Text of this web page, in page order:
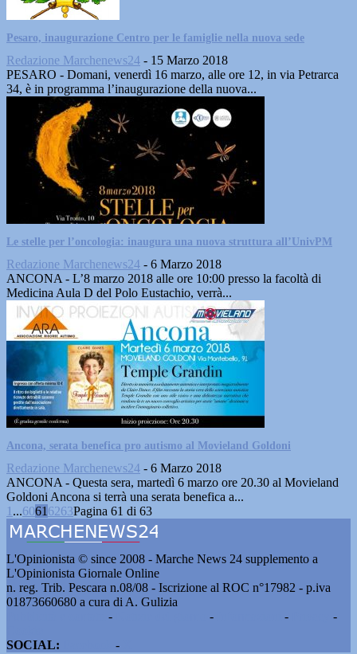
Pesaro, inaugurazione Centro per le famiglie nella nuova sede
Redazione Marchenews24 - 15 Marzo 2018
PESARO - Domani, venerdì 16 marzo, alle ore 12, in via Petrarca
34, è in programma l’inaugurazione della nuova...
Le stelle per l’oncologia: inaugura una nuova struttura all’UnivPM
Redazione Marchenews24 - 6 Marzo 2018
ANCONA - L’8 marzo 2018 alle ore 10:00 presso la facoltà di
Medicina Aula D del Polo Eustachio, verrà...
Ancona, serata benefica pro autismo al Movieland Goldoni
Redazione Marchenews24 - 6 Marzo 2018
ANCONA - Questa sera, martedì 6 marzo ore 20.30 al Movieland
Goldoni Ancona si terrà una serata benefica a...
1 ...6061 6263Pagina 61 di 63
L'Opinionista © since 2008 - Marche News 24 supplemento a
L'Opinionista Giornale Online
n. reg. Trib. Pescara n.08/08 - Iscrizione al ROC n°17982 - p.iva
01873660680 a cura di A. Gulizia
- - -
-
SOCIAL:
-